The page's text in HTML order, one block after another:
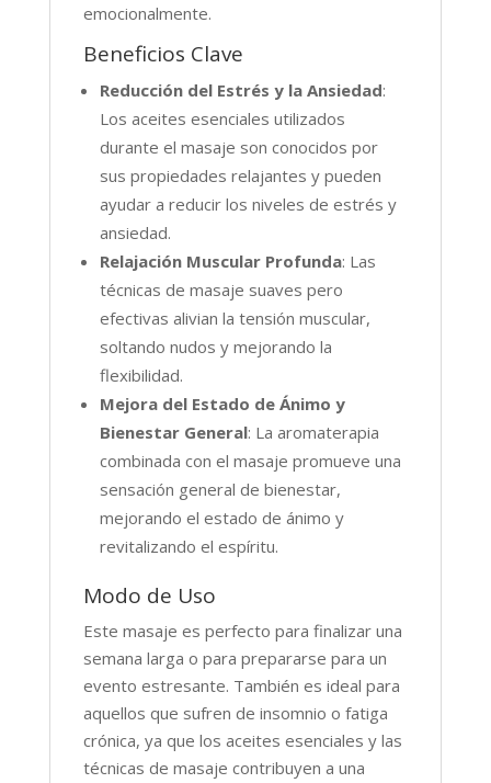
emocionalmente.
Beneficios Clave
Reducción del Estrés y la Ansiedad:
Los aceites esenciales utilizados
durante el masaje son conocidos por
sus propiedades relajantes y pueden
ayudar a reducir los niveles de estrés y
ansiedad.
Relajación Muscular Profunda: Las
técnicas de masaje suaves pero
efectivas alivian la tensión muscular,
soltando nudos y mejorando la
flexibilidad.
Mejora del Estado de Ánimo y
Bienestar General: La aromaterapia
combinada con el masaje promueve una
sensación general de bienestar,
mejorando el estado de ánimo y
revitalizando el espíritu.
Modo de Uso
Este masaje es perfecto para finalizar una
semana larga o para prepararse para un
evento estresante. También es ideal para
aquellos que sufren de insomnio o fatiga
crónica, ya que los aceites esenciales y las
técnicas de masaje contribuyen a una